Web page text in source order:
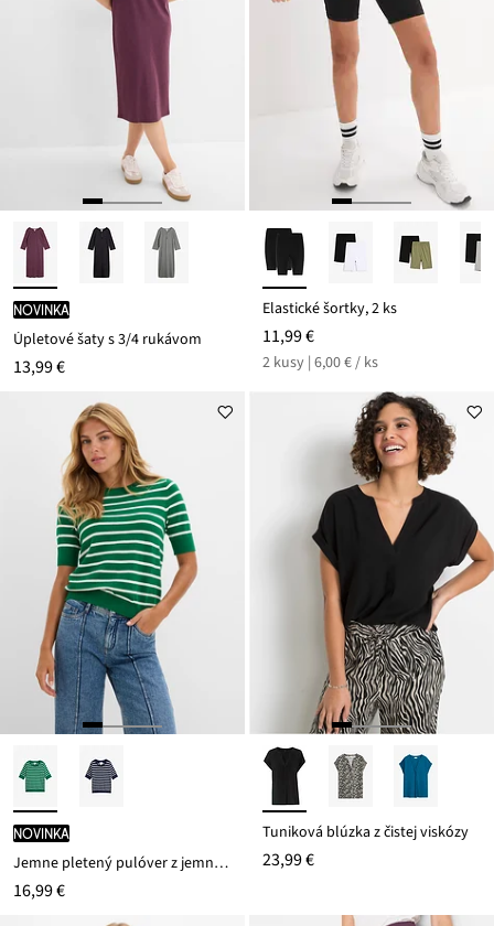
novinka
Úpletové šaty s 3/4 rukávom
13,99 €
Elastické šortky, 2 ks
11,99 €
2 kusy | 6,00 € / ks
novinka
Jemne pletený pulóver z jemného viskózového mixu
16,99 €
Tuniková blúzka z čistej viskózy
23,99 €